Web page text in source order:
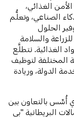
الغذائي،
الصناعي، وتعلُّم
الحلول
والسلامة
الغذائية. نتطلَّع
المختلفة لتوظيف
الدولة، وريادة
أُسِّس بالتعاون بين
البريطانية "بي